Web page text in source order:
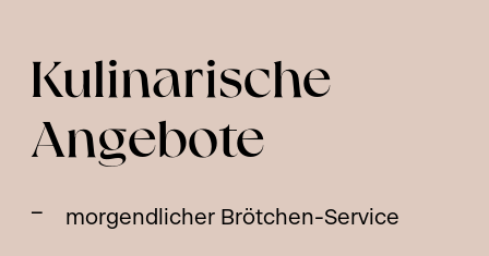
Kulinarische
Angebote
morgendlicher Brötchen-Service